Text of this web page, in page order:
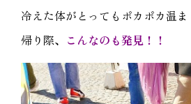
冷えた体がとってもポカポカ温ま
帰り際、 こんなのも発見！！